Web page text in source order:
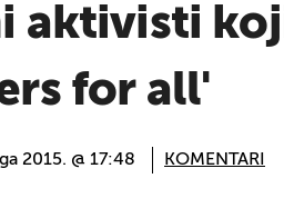
aktivisti
for all'
2015. @ 17:48 KOMENTARI